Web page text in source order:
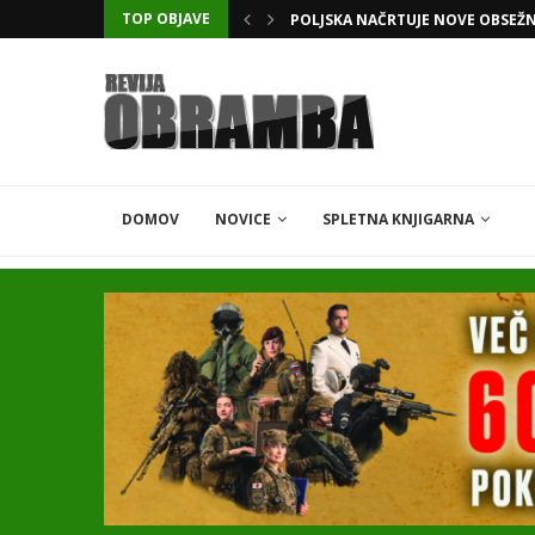
TOP OBJAVE POLJSKA NAČRTUJE NOVE
DOMOV NOVICE SPLETNA KNJIGARNA